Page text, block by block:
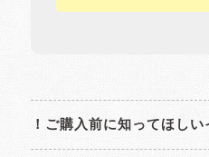
！ご購入前に知ってほしい